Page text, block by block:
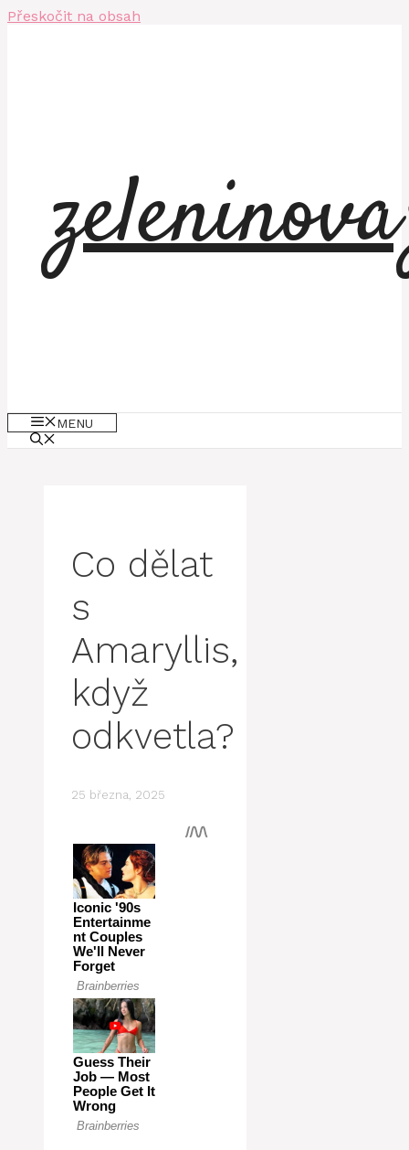
Přeskočit na obsah
MENU
Co dělat
s
Amaryllis,
když
odkvetla?
25 března, 2025